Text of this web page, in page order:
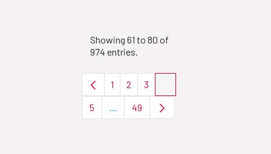
Showing 61 to 80 of
974 entries.
Page
1 Page
2 Page
3
Page
5 Intermediate Pages Use TAB to
Page
49